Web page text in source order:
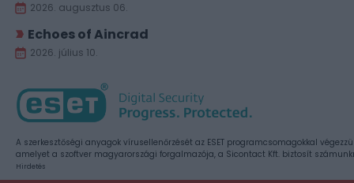
2026. augusztus 06.
Echoes of Aincrad
2026. július 10.
A szerkesztőségi anyagok vírusellenőrzését az ESET programcsomagokkal
amelyet a szoftver magyarországi forgalmazója, a Sicontact Kft. biztosít
Hirdetés